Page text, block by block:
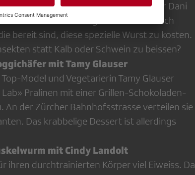
mit Schwinger und Metzger Dani
Weissenstein Schwinget suchen sie nach
bereit sind, diese spezielle Wurst zu kosten.
statt Kalb oder Schwein zu beissen?
mit Tamy Glauser
Model und Vegetarierin Tamy Glauser
Pralinen mit einer Grillen-Schokoladen-
An der Zürcher Bahnhofsstrasse verteilen sie
Das krabbelige Dessert ist allerdings
mit Cindy Landolt
ihren durchtrainierten Körper viel Eiweiss. Da